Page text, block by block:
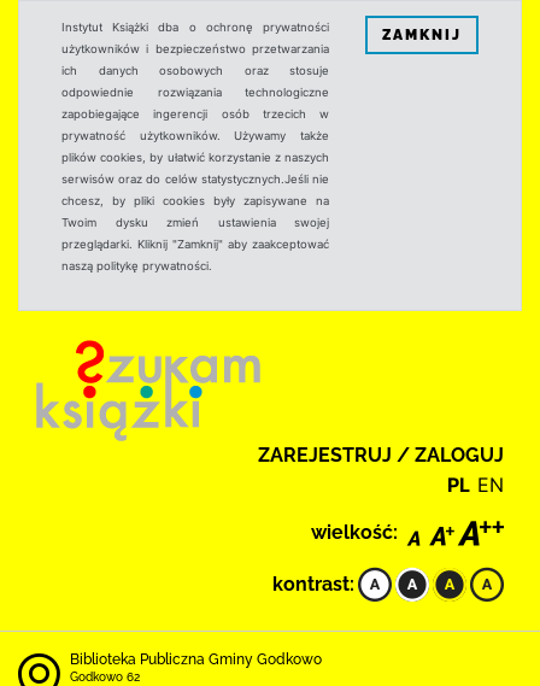
Instytut Książki dba o ochronę prywatności
użytkowników i bezpieczeństwo przetwarzania
ich danych osobowych oraz stosuje
odpowiednie rozwiązania technologiczne
zapobiegające ingerencji osób trzecich w
prywatność użytkowników. Używamy także
plików cookies, by ułatwić korzystanie z naszych
serwisów oraz do celów statystycznych.Jeśli nie
chcesz, by pliki cookies były zapisywane na
Twoim dysku zmień ustawienia swojej
przeglądarki. Kliknij "Zamknij" aby zaakceptować
naszą politykę prywatności.
ZAMKNIJ
ZAREJESTRUJ / ZALOGUJ
PL EN
wielkość:
kontrast:
Biblioteka Publiczna Gminy Godkowo
Godkowo 62